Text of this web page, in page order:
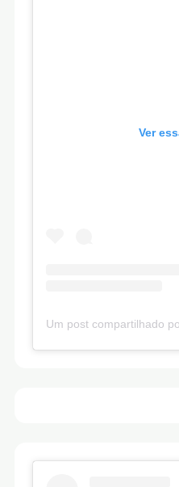
Ver
Um post compartilhado